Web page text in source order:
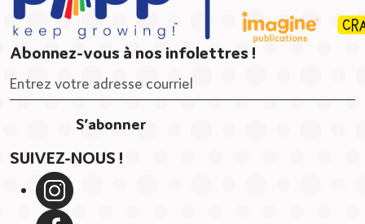
Abonnez-vous à nos infolettres !
SUIVEZ-NOUS !